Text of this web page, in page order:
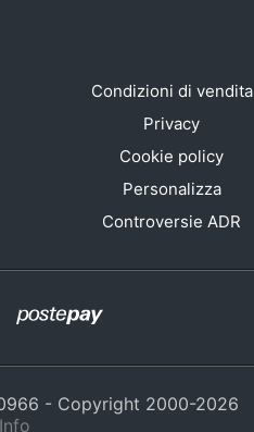
Condizioni di vendita
Privacy
Cookie policy
Personalizza
Controversie ADR
- Copyright 2000-2026